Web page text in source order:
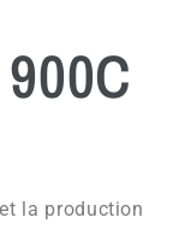
la production